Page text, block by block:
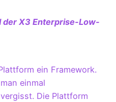
der X3 Enterprise-Low-
ein Framework.
einmal
Die Plattform